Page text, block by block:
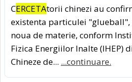
CERCETAtorii chinezi au
existenta particulei
noua de materie, conform
Fizica Energiilor Inalte (IHEP)
Chineze de... ...continuare.